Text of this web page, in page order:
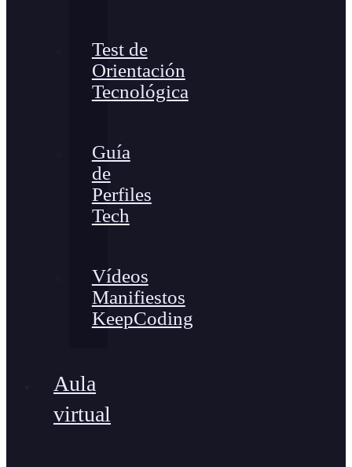
Test de
Orientación
Tecnológica
Guía
de
Perfiles
Tech
Vídeos
Manifiestos
KeepCoding
Aula
virtual